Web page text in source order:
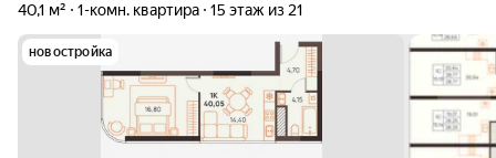
40,1 м²
1-комн. квартира 15 этаж из 21
новостройка